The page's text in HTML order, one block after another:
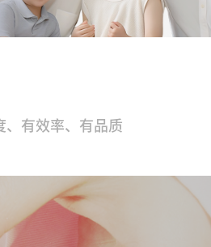
、有效率、有品质